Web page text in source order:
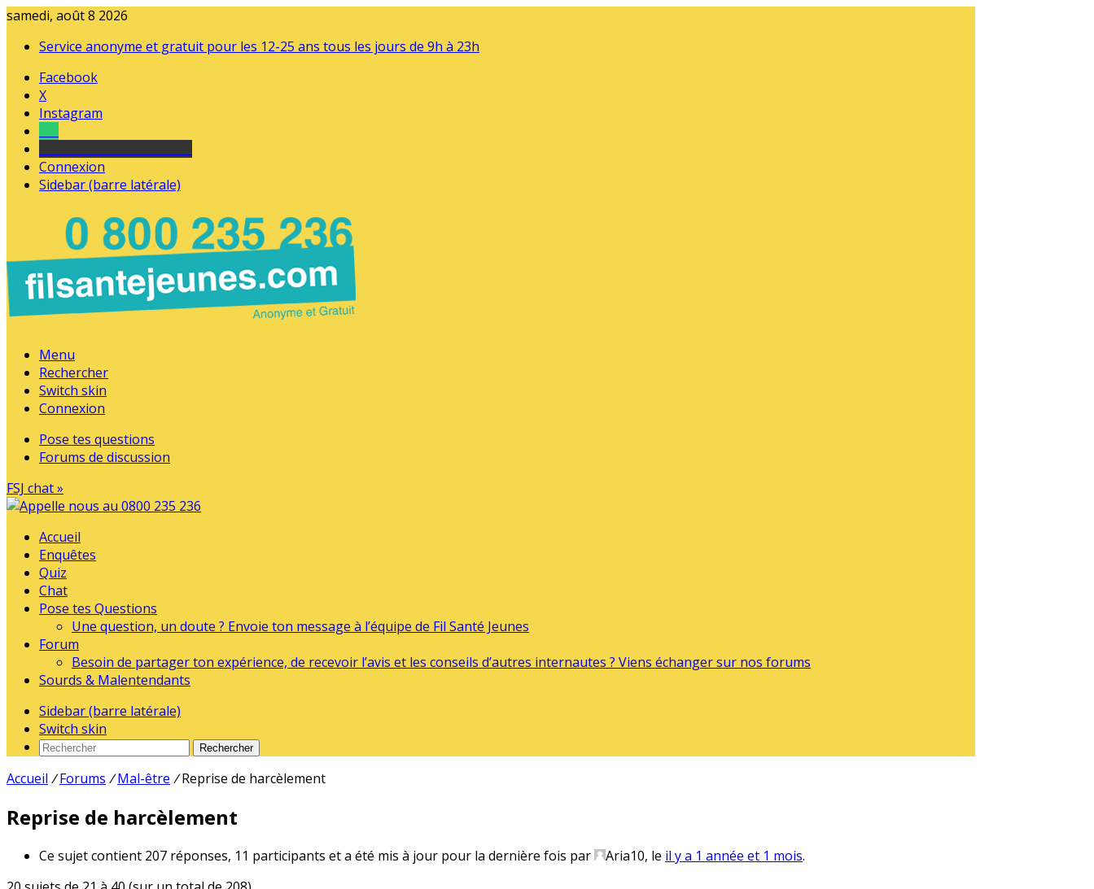
samedi, août 8 2026
Service anonyme et gratuit pour les 12-25 ans tous les jours de 9h à 23h
Facebook
X
Instagram
Connexion
Sidebar (barre latérale)
Menu
Rechercher
Switch skin
Connexion
Pose tes questions
Forums de discussion
FSJ chat »
Accueil
Enquêtes
Quiz
Chat
Pose tes Questions
Une question, un doute ? Envoie ton message à l’équipe de Fil Santé Jeunes
Forum
Besoin de partager ton expérience, de recevoir l’avis et les conseils d’autres internautes ? Viens échanger sur nos forums
Sourds & Malentendants
Sidebar (barre latérale)
Switch skin
Rechercher
Accueil / Forums / Mal-être / Reprise de harcèlement
Reprise de harcèlement
Ce sujet contient 207 réponses, 11 participants et a été mis à jour pour la dernière fois par Aria10, le il y a 1 année et 1 mois.